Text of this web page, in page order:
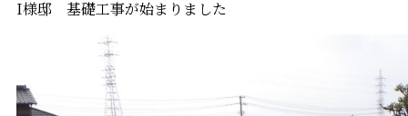
I様邸 基礎工事が始まりました